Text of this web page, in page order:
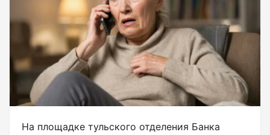
На площадке тульского отделения Банка